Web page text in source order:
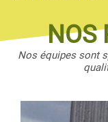
NOS
Nos équipes sont